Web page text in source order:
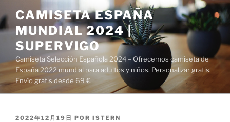
al
contenido
CAMISETA ESPAÑA
MUNDIAL 2024 |
SUPERVIGO
Camiseta Selección Española 2024 – Ofrecemos camiseta de
España 2022 mundial para adultos y niños. Personalizar gratis.
Envío gratis desde 69 €.
PUBLICADO
2022年12月19日 POR ISTERN